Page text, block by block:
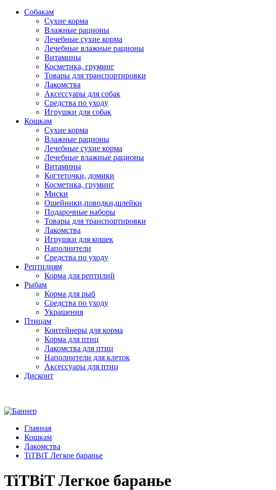
Собакам
Сухие корма
Влажные рационы
Лечебные сухие корма
Лечебные влажные рационы
Витамины
Косметика, груминг
Товары для транспортировки
Лакомства
Аксессуары для собак
Средства по уходу
Игрушки для собак
Кошкам
Сухие корма
Влажные рационы
Лечебные сухие корма
Лечебные влажные рационы
Витамины
Когтеточки, домики
Косметика, груминг
Миски
Ошейники,поводки,шлейки
Подарочные наборы
Товары для транспортировки
Лакомства
Игрушки для кошек
Наполнители
Средства по уходу
Рептилиям
Корма для рептилий
Рыбам
Корма для рыб
Средства по уходу
Украшения
Птицам
Контейнеры для корма
Корма для птиц
Лакомства для птиц
Наполнители для клеток
Аксессуары для птиц
Дисконт
Главная
Кошкам
Лакомства
TiTBiT Легкое баранье
TiTBiT Легкое баранье